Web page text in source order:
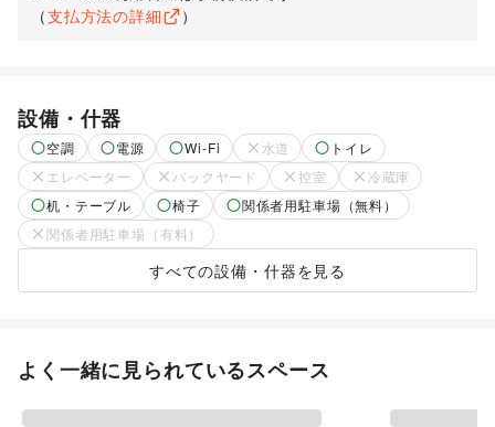
（支払方法の詳細 ）
設備・什器
空調 電源 Wi-Fi 水道
トイレ
エレベーター
バックヤード 控室
冷蔵庫
机・テーブル
椅子
関係者用駐車場（無料）
関係者用駐車場（有料）
すべての設備・什器を見る
よく一緒に見られているスペース